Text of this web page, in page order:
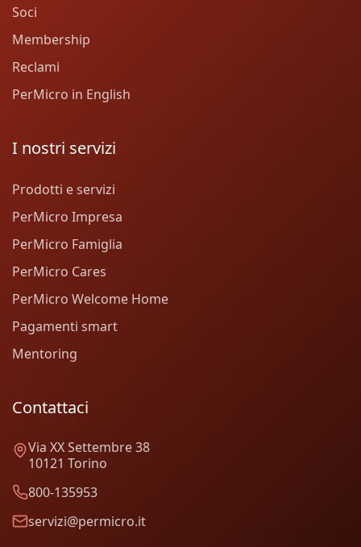
Soci
Membership
Reclami
PerMicro in English
I nostri servizi
Prodotti e servizi
PerMicro Impresa
PerMicro Famiglia
PerMicro Cares
PerMicro Welcome Home
Pagamenti smart
Mentoring
Contattaci
Via XX Settembre 38
10121 Torino
800-135953
servizi@permicro.it